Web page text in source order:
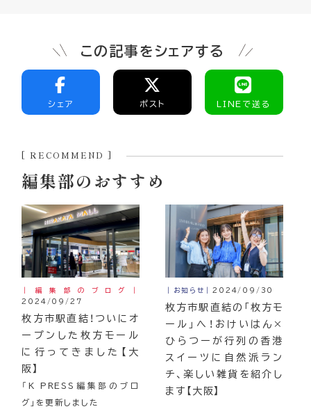
この記事をシェアする
シェア ポスト LINEで送る
[ RECOMMEND ]
編集部のおすすめ
｜編集部のブログ｜
2024/09/27
枚方市駅直結！ついにオ
ープンした枚方モール
に行ってきました【大
阪】
「K PRESS編集部のブロ
グ」を更新しました
｜お知らせ｜2024/09/30
枚方市駅直結の「枚方モ
ール」へ！おけいはん×
ひらつーが行列の香港
スイーツに自然派ラン
チ、楽しい雑貨を紹介し
ます【大阪】